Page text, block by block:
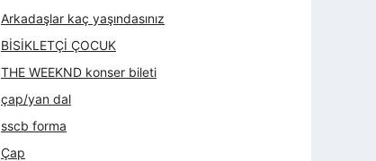
Arkadaşlar kaç yaşındasınız
BİSİKLETÇİ ÇOCUK
THE WEEKND konser bileti
çap/yan dal
sscb forma
Çap